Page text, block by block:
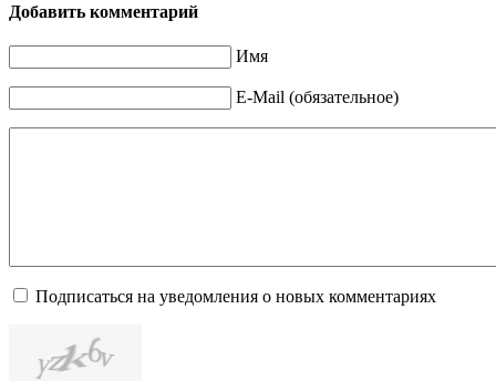
Добавить комментарий
Имя
E-Mail (обязательное)
Подписаться на уведомления о новых комментариях